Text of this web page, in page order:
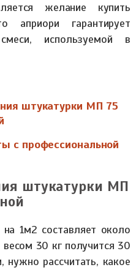
желание купить
гарантирует
используемой в
штукатурки МП 75
с профессиональной
штукатурки МП
1м2 составляет около
30 кг получится 30
нужно рассчитать, какое